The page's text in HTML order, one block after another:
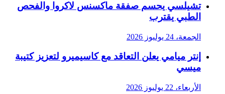
تشيلسي يحسم صفقة ماكسنس لاكروا والفحص
الطبي يقترب
الجمعة، 24 يوليوز 2026
إنتر ميامي يعلن التعاقد مع كاسيميرو لتعزيز كتيبة
ميسي
الأربعاء، 22 يوليوز 2026